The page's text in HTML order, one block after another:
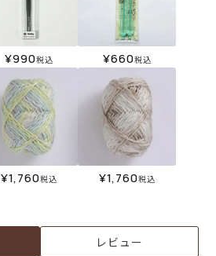
¥990税込 ¥660税込
¥1,760税込 ¥1,760税込
レビュー